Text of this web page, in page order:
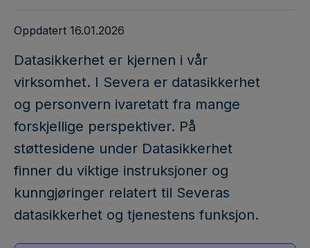
Oppdatert 16.01.2026
Datasikkerhet er kjernen i vår
virksomhet. I Severa er datasikkerhet
og personvern ivaretatt fra mange
forskjellige perspektiver. På
støttesidene under Datasikkerhet
finner du viktige instruksjoner og
kunngjøringer relatert til Severas
datasikkerhet og tjenestens funksjon.